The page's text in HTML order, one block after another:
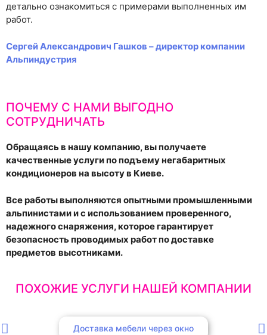
детально ознакомиться с примерами выполненных им
работ.
Сергей Александрович Гашков – директор компании
Альпиндустрия
ПОЧЕМУ С НАМИ ВЫГОДНО
СОТРУДНИЧАТЬ
Обращаясь в нашу компанию, вы получаете
качественные услуги по подъему негабаритных
кондиционеров на высоту в Киеве.
Все работы выполняются опытными промышленными
альпинистами и с использованием проверенного,
надежного снаряжения, которое гарантирует
безопасность проводимых работ по доставке
предметов высотниками.
ПОХОЖИЕ УСЛУГИ НАШЕЙ КОМПАНИИ
Доставка мебели через окно